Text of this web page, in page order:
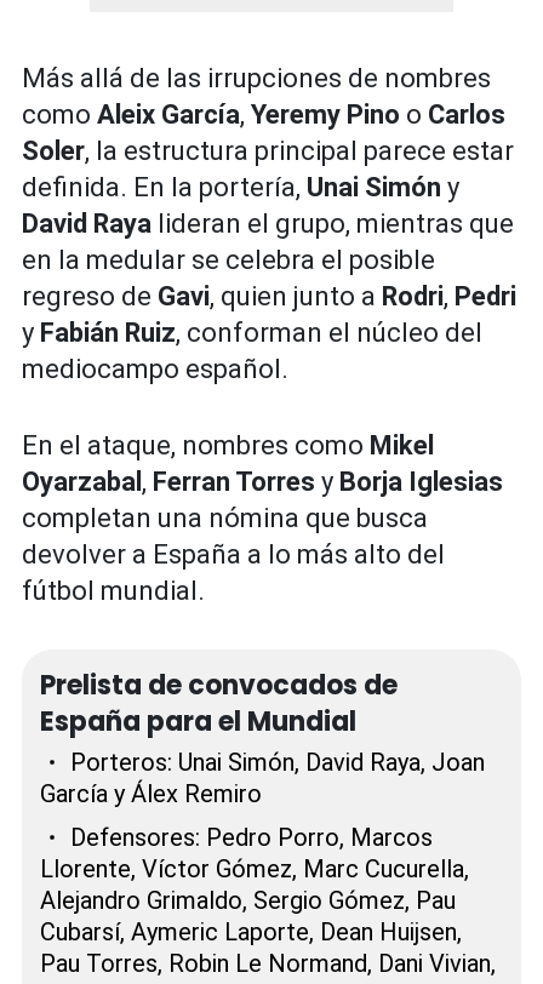
Más allá de las irrupciones de nombres
como Aleix García, Yeremy Pino o Carlos
Soler, la estructura principal parece estar
definida. En la portería, Unai Simón y
David Raya lideran el grupo, mientras que
en la medular se celebra el posible
regreso de Gavi, quien junto a Rodri, Pedri
y Fabián Ruiz, conforman el núcleo del
mediocampo español.
En el ataque, nombres como Mikel
Oyarzabal , Ferran Torres y Borja Iglesias
completan una nómina que busca
devolver a España a lo más alto del
fútbol mundial.
Prelista de convocados de
España para el Mundial
Porteros: Unai Simón, David Raya, Joan
García y Álex Remiro
Defensores: Pedro Porro, Marcos
Llorente, Víctor Gómez, Marc Cucurella,
Alejandro Grimaldo, Sergio Gómez, Pau
Cubarsí, Aymeric Laporte, Dean Huijsen,
Pau Torres, Robin Le Normand, Dani Vivian,